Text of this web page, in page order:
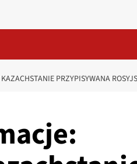
PRZYPISYWANA